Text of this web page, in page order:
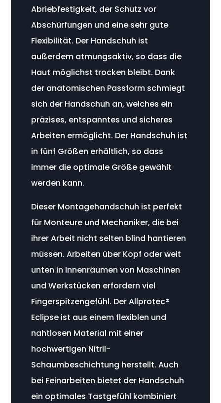
Abriebfestigkeit, der Schutz vor
Abschürfungen und eine sehr gute
Flexibilität. Der Handschuh ist
außerdem atmungsaktiv, so dass die
Haut möglichst trocken bleibt. Dank
der anatomischen Passform schmiegt
sich der Handschuh an, welches ein
präzises, entspanntes und sicheres
Arbeiten ermöglicht. Der Handschuh ist
in fünf Größen erhältlich, so dass
immer die optimale Größe gewählt
werden kann.
Dieser Montagehandschuh ist perfekt
für Monteure und Mechaniker, die bei
ihrer Arbeit nicht selten blind hantieren
müssen. Arbeiten über Kopf oder weit
unten in Innenräumen von Maschinen
und Werkstücken erfordern viel
Fingerspitzengefühl. Der Allprotec®
Eclipse ist aus einem flexiblen und
nahtlosen Material mit einer
hochwertigen Nitril-
Schaumbeschichtung herstellt. Auch
bei Feinarbeiten bietet der Handschuh
ein optimales Tastgefühl kombiniert